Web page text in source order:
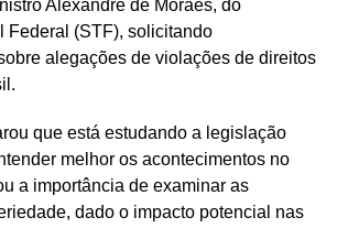
Alexandre de Moraes, do
Federal (STF), solicitando
alegações de violações de direitos
que está estudando a legislação
melhor os acontecimentos no
a importância de examinar as
dado o impacto potencial nas